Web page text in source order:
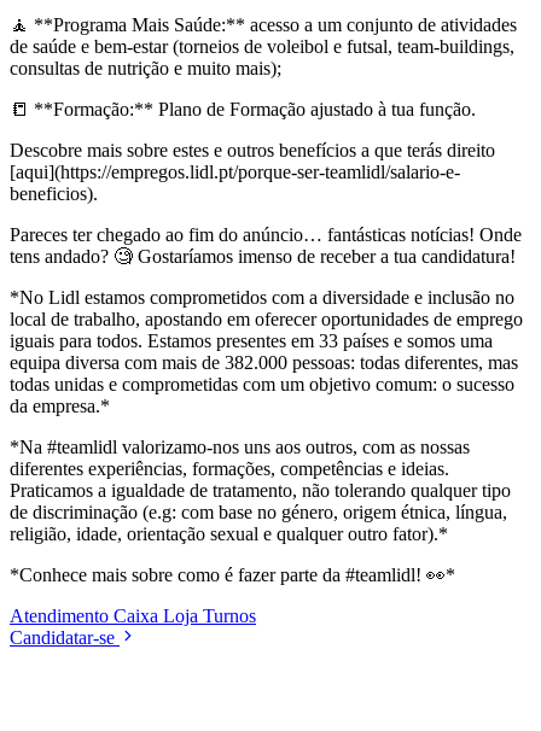
🧘 **Programa Mais Saúde:** acesso a um conjunto de atividades
de saúde e bem-estar (torneios de voleibol e futsal, team-buildings,
consultas de nutrição e muito mais);
📒 **Formação:** Plano de Formação ajustado à tua função.
Descobre mais sobre estes e outros benefícios a que terás direito
[aqui](https://empregos.lidl.pt/porque-ser-teamlidl/salario-e-
beneficios).
Pareces ter chegado ao fim do anúncio… fantásticas notícias! Onde
tens andado? 🧐 Gostaríamos imenso de receber a tua candidatura!
*No Lidl estamos comprometidos com a diversidade e inclusão no
local de trabalho, apostando em oferecer oportunidades de emprego
iguais para todos. Estamos presentes em 33 países e somos uma
equipa diversa com mais de 382.000 pessoas: todas diferentes, mas
todas unidas e comprometidas com um objetivo comum: o sucesso
da empresa.*
*Na #teamlidl valorizamo-nos uns aos outros, com as nossas
diferentes experiências, formações, competências e ideias.
Praticamos a igualdade de tratamento, não tolerando qualquer tipo
de discriminação (e.g: com base no género, origem étnica, língua,
religião, idade, orientação sexual e qualquer outro fator).*
*Conhece mais sobre como é fazer parte da #teamlidl! 👀*
Atendimento Caixa Loja Turnos
Candidatar-se